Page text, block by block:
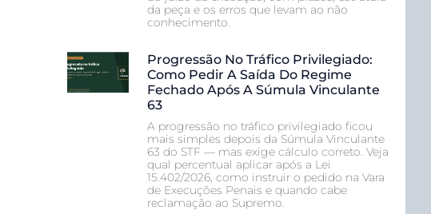
da peça e os erros que levam ao não
conhecimento.
Progressão No Tráfico Privilegiado:
Como Pedir A Saída Do Regime
Fechado Após A Súmula Vinculante
63
A progressão no tráfico privilegiado ficou
mais simples depois da Súmula Vinculante
63 do STF — mas exige cálculo correto. Veja
qual percentual aplicar após a Lei
15.402/2026, como instruir o pedido na Vara
de Execuções Penais e quando cabe
reclamação ao Supremo.